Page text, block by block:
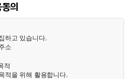
의
하고 있습니다.
소
적
적을 위해 활용합니다.